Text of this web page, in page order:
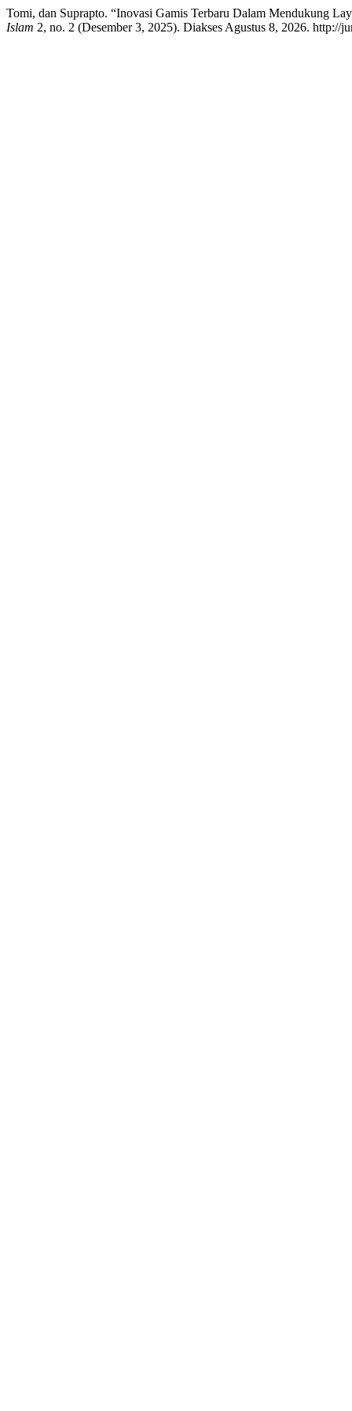
Tomi, dan Suprapto. “Inovasi Gamis Terbaru Dalam Mendukung
Islam 2, no. 2 (Desember 3, 2025). Diakses Agustus 8, 2026. http://